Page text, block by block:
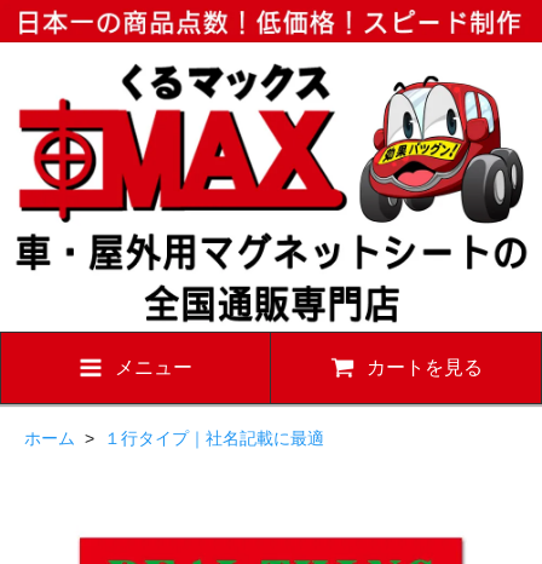
メニュー カートを見る
ホーム > １行タイプ｜社名記載に最適